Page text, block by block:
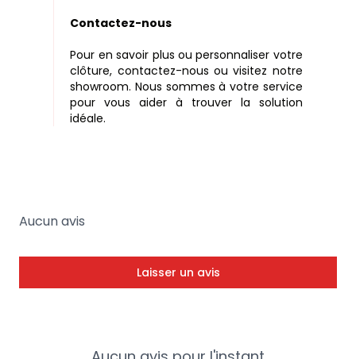
Contactez-nous
Pour en savoir plus ou personnaliser votre
clôture, contactez-nous ou visitez notre
showroom. Nous sommes à votre service
pour vous aider à trouver la solution
idéale.
Aucun avis
Laisser un avis